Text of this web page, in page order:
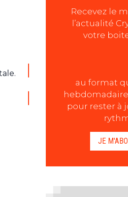
Recevez le
l’actualité
votre
au format
pour rester à
JE